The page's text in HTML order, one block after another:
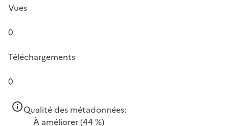
Vues
0
Téléchargements
0
Qualité des métadonnées:
À améliorer(44 %)